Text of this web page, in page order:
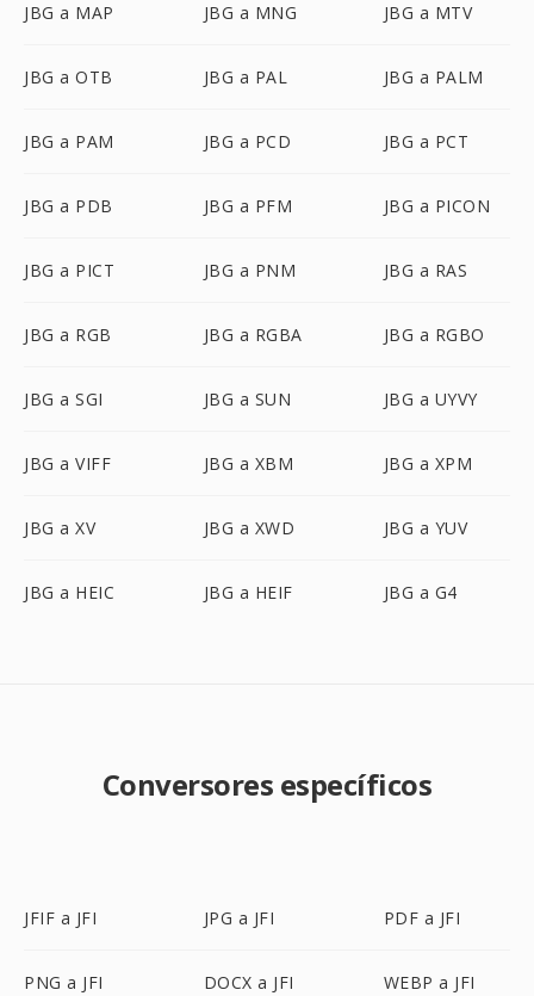
JBG a MAP JBG a MNG JBG a MTV
JBG a OTB JBG a PAL JBG a PALM
JBG a PAM JBG a PCD JBG a PCT
JBG a PDB JBG a PFM JBG a PICON
JBG a PICT JBG a PNM JBG a RAS
JBG a RGB JBG a RGBA JBG a RGBO
JBG a SGI JBG a SUN JBG a UYVY
JBG a VIFF JBG a XBM JBG a XPM
JBG a XV JBG a XWD JBG a YUV
JBG a HEIC JBG a HEIF JBG a G4
Conversores específicos
JFIF a JFI JPG a JFI PDF a JFI
PNG a JFI DOCX a JFI WEBP a JFI